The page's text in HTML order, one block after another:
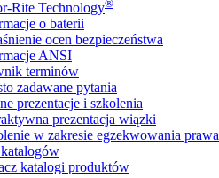
Rite Technology®
o baterii
ocen bezpieczeństwa
ANSI
terminów
zadawane pytania
prezentacje i szkolenia
prezentacja wiązki
w zakresie egzekwowania prawa
katalogi produktów